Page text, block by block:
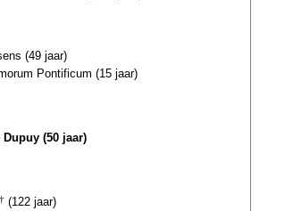
(49 jaar)
Pontificum (15 jaar)
(50 jaar)
† (122 jaar)